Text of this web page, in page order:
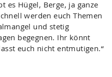
es Hügel, Berge, ja ganze
werden euch Themen
und stetig
begegnen. Ihr könnt
euch nicht entmutigen.“